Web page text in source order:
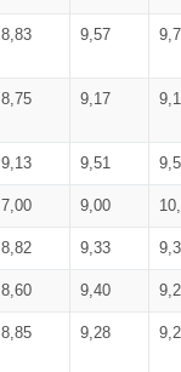
8,83 9,57
8,75 9,17
9,13 9,51
7,00 9,00
8,82 9,33
8,60 9,40
8,85 9,28